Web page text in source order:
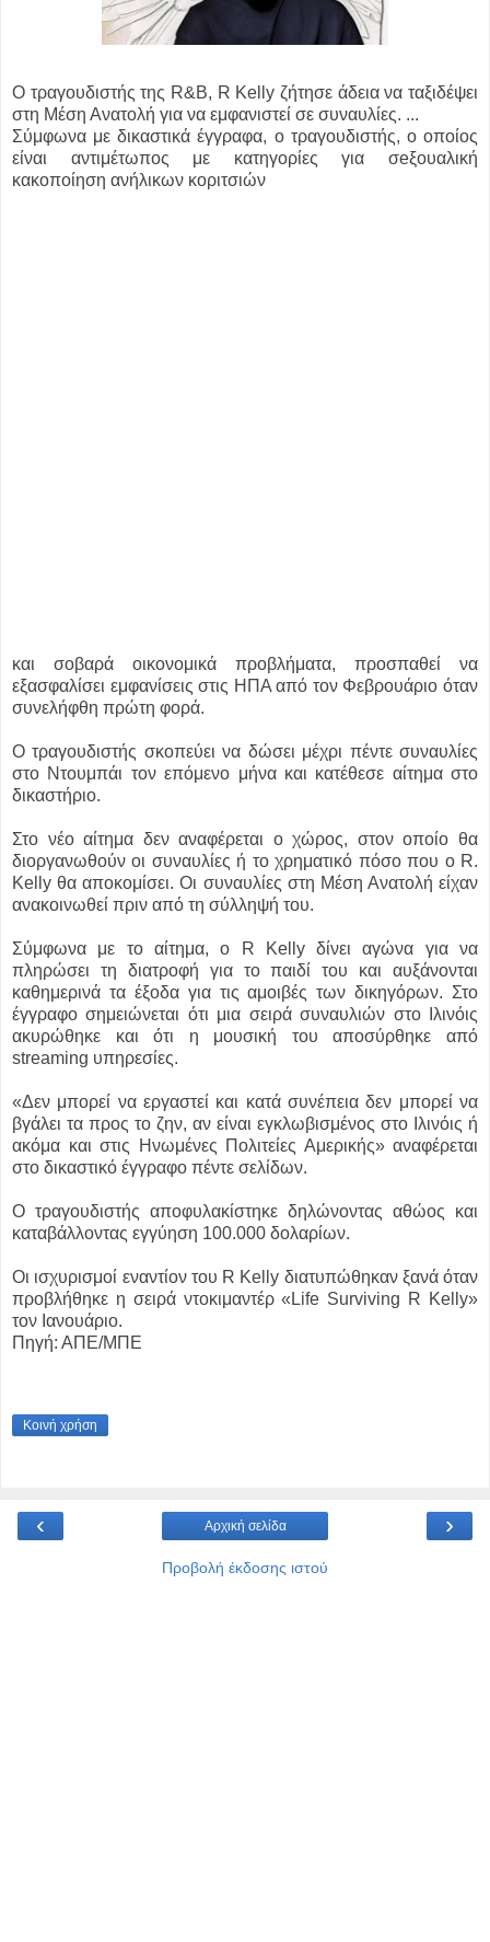
Ο τραγουδιστής της R&B, R Kelly ζήτησε άδεια να ταξιδέψει
στη Μέση Ανατολή για να εμφανιστεί σε συναυλίες. ...
Σύμφωνα με δικαστικά έγγραφα, ο τραγουδιστής, ο οποίος
είναι αντιμέτωπος με κατηγορίες για σeξουαλική
κακοποίηση ανήλικων κοριτσιών
και σοβαρά οικονομικά προβλήματα, προσπαθεί να
εξασφαλίσει εμφανίσεις στις ΗΠΑ από τον Φεβρουάριο όταν
συνελήφθη πρώτη φορά.
Ο τραγουδιστής σκοπεύει να δώσει μέχρι πέντε συναυλίες
στο Ντουμπάι τον επόμενο μήνα και κατέθεσε αίτημα στο
δικαστήριο.
Στο νέο αίτημα δεν αναφέρεται ο χώρος, στον οποίο θα
διοργανωθούν οι συναυλίες ή το χρηματικό πόσο που ο R.
Kelly θα αποκομίσει. Οι συναυλίες στη Μέση Ανατολή είχαν
ανακοινωθεί πριν από τη σύλληψή του.
Σύμφωνα με το αίτημα, ο R Kelly δίνει αγώνα για να
πληρώσει τη διατροφή για το παιδί του και αυξάνονται
καθημερινά τα έξοδα για τις αμοιβές των δικηγόρων. Στο
έγγραφο σημειώνεται ότι μια σειρά συναυλιών στο Ιλινόις
ακυρώθηκε και ότι η μουσική του αποσύρθηκε από
streaming υπηρεσίες.
«Δεν μπορεί να εργαστεί και κατά συνέπεια δεν μπορεί να
βγάλει τα προς το ζην, αν είναι εγκλωβισμένος στο Ιλινόις ή
ακόμα και στις Ηνωμένες Πολιτείες Αμερικής» αναφέρεται
στο δικαστικό έγγραφο πέντε σελίδων.
Ο τραγουδιστής αποφυλακίστηκε δηλώνοντας αθώος και
καταβάλλοντας εγγύηση 100.000 δολαρίων.
Οι ισχυρισμοί εναντίον του R Kelly διατυπώθηκαν ξανά όταν
προβλήθηκε η σειρά ντοκιμαντέρ «Life Surviving R Kelly»
τον Ιανουάριο.
Πηγή: ΑΠΕ/ΜΠΕ
Κοινή χρήση
‹ ›
Αρχική σελίδα
Προβολή έκδοσης ιστού